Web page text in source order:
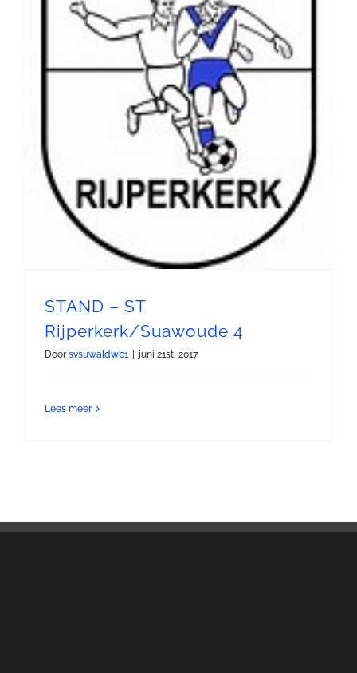
STAND – ST
Rijperkerk/Suawoude 4
Doorsvsuwaldwb1 | juni 21st, 2017
Lees meer